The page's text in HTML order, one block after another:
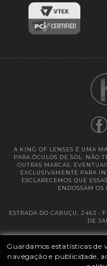
Guardamos estatísticas de
navegação e publicidade,
Entregas
A KING OF LENSES É UMA
PARA ÓCULOS DE SOL. NÃO
OUTRAS MARCAS.
EXCLUSIVAMENTE PARA
ESCLARECEMOS QUE
ENDOSSAM OS
ESTRADA DO CABUÇU, 2463 -
DE
@ 2025 | KING OF LENSES
LENTES